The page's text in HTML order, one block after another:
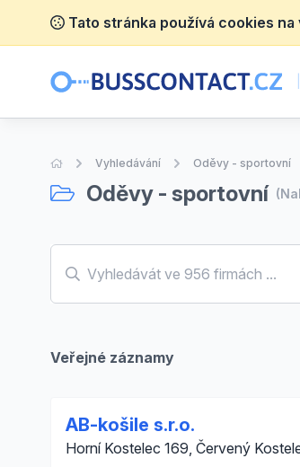
Tato stránka používá cookies
Úvodní stránka
Vyhledávání Oděvy - sportovní
Oděvy - sportovní
Veřejné záznamy
AB-košile s.r.o.
Horní Kostelec 169, Červený